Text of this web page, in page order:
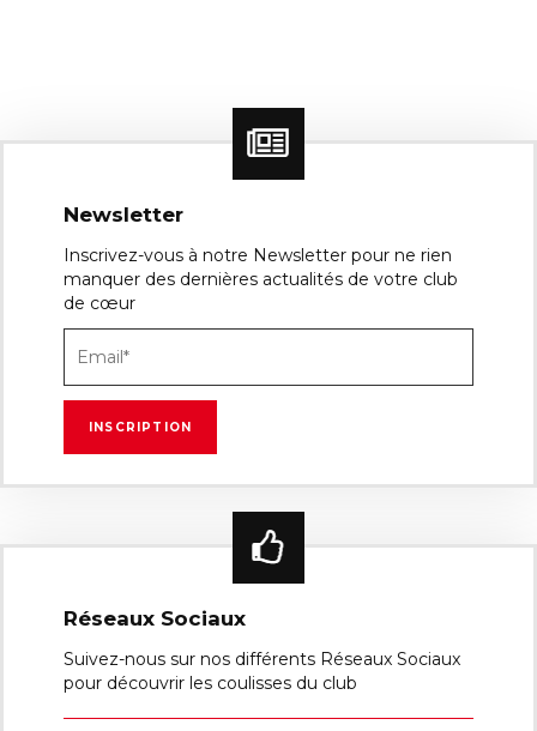
Newsletter
Inscrivez-vous à notre Newsletter pour ne rien
manquer des dernières actualités de votre club
de cœur
Réseaux Sociaux
Suivez-nous sur nos différents Réseaux Sociaux
pour découvrir les coulisses du club